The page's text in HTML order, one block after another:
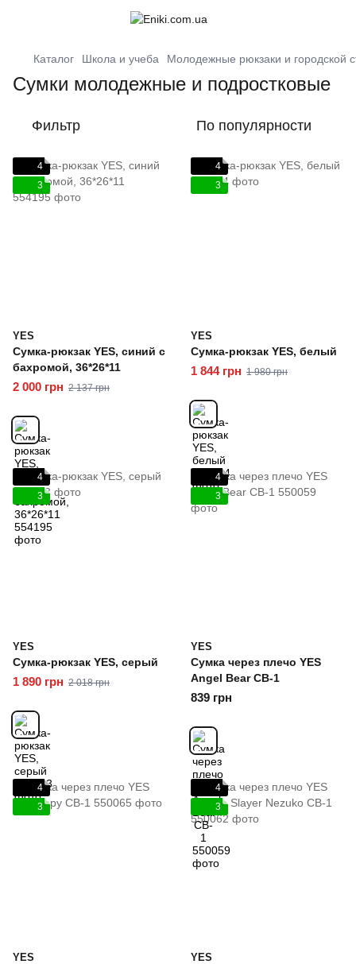
Каталог Школа и учеба Молодежные рюкзаки и городской
Сумки молодежные и подростковые
Фильтр По популярности
4
3
YES
Сумка-рюкзак YES, синий с
бахромой, 36*26*11
2 000 грн 2 137 грн
4
3
YES
Сумка-рюкзак YES, белый
1 844 грн 1 980 грн
4
3
YES
Сумка-рюкзак YES, серый
1 890 грн 2 018 грн
4
3
YES
Сумка через плечо YES
Angel Bear CB-1
839 грн
4
3
YES
4
3
YES